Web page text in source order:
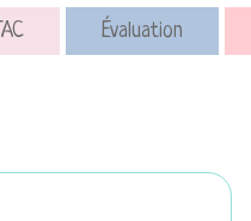
Évaluation